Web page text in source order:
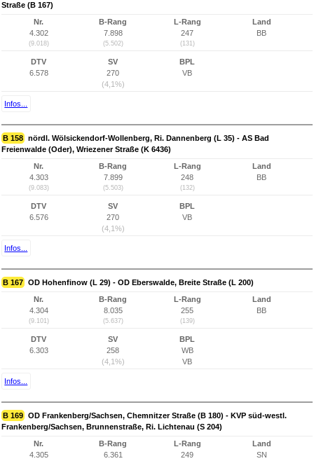
Straße (B 167)
Nr.
4.302
(9.018)
B-Rang
7.898
(5.502)
L-Rang
247
(131)
Land
BB
DTV
6.578
SV
270
(4,1%)
BPL
VB
Infos...
B 158 nördl. Wölsickendorf-Wollenberg, Ri. Dannenberg (L 35) - AS Bad
Freienwalde (Oder), Wriezener Straße (K 6436)
Nr.
4.303
(9.083)
B-Rang
7.899
(5.503)
L-Rang
248
(132)
Land
BB
DTV
6.576
SV
270
(4,1%)
BPL
VB
Infos...
B 167 OD Hohenfinow (L 29) - OD Eberswalde, Breite Straße (L 200)
Nr.
4.304
(9.101)
B-Rang
8.035
(5.637)
L-Rang
255
(139)
Land
BB
DTV
6.303
SV
258
(4,1%)
BPL
WB
VB
Infos...
B 169 OD Frankenberg/Sachsen, Chemnitzer Straße (B 180) - KVP süd-westl.
Frankenberg/Sachsen, Brunnenstraße, Ri. Lichtenau (S 204)
Nr.
4.305
B-Rang
6.361
L-Rang
249
Land
SN